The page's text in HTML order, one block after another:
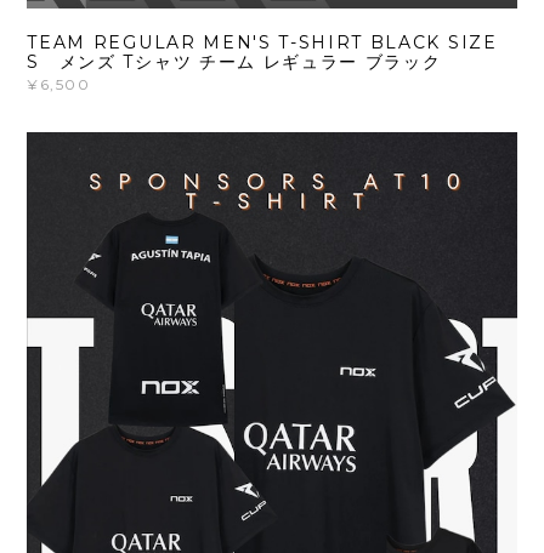
TEAM REGULAR MEN'S T-SHIRT BLACK SIZE
S メンズ Tシャツ チーム レギュラー ブラック
¥6,500